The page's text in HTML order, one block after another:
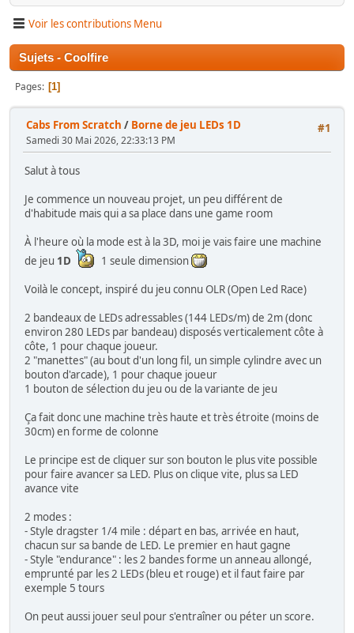
Voir les contributions Menu
Sujets - Coolfire
Pages 1
#1
Cabs From Scratch / Borne de jeu LEDs 1D
Samedi 30 Mai 2026, 22:33:13 PM
Salut à tous
Je commence un nouveau projet, un peu différent de
d'habitude mais qui a sa place dans une game room
À l'heure où la mode est à la 3D, moi je vais faire une machine
de jeu 1D
1 seule dimension
Voilà le concept, inspiré du jeu connu OLR (Open Led Race)
2 bandeaux de LEDs adressables (144 LEDs/m) de 2m (donc
environ 280 LEDs par bandeau) disposés verticalement côte à
côte, 1 pour chaque joueur.
2 "manettes" (au bout d'un long fil, un simple cylindre avec un
bouton d'arcade), 1 pour chaque joueur
1 bouton de sélection du jeu ou de la variante de jeu
Ça fait donc une machine très haute et très étroite (moins de
30cm) en forme de colonne
Le principe est de cliquer sur son bouton le plus vite possible
pour faire avancer sa LED. Plus on clique vite, plus sa LED
avance vite
2 modes :
- Style dragster 1/4 mile : départ en bas, arrivée en haut,
chacun sur sa bande de LED. Le premier en haut gagne
- Style "endurance" : les 2 bandes forme un anneau allongé,
emprunté par les 2 LEDs (bleu et rouge) et il faut faire par
exemple 5 tours
On peut aussi jouer seul pour s'entraîner ou péter un score.